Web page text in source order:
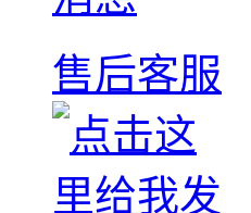
售后客服